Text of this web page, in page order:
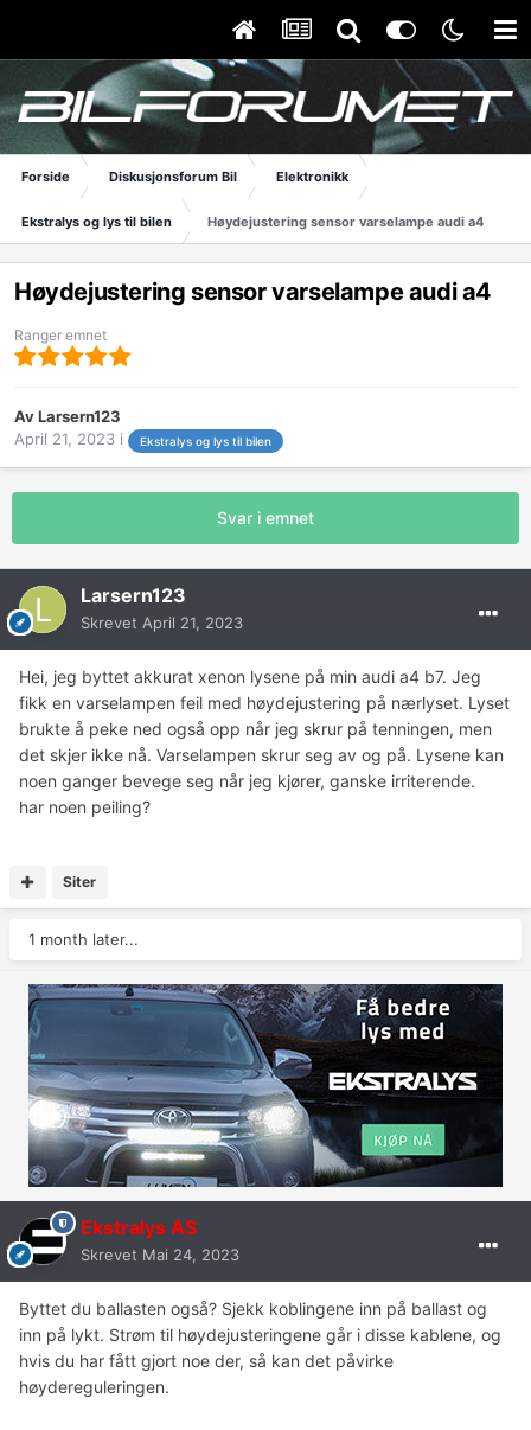
Forside Diskusjonsforum Bil Elektronikk
Ekstralys og lys til bilen Høydejustering sensor varselampe audi a4
Høydejustering sensor varselampe audi a4
Ranger emnet
AvLarsern123
April 21, 2023 i Ekstralys og lys til bilen
Svar i emnet
Larsern123
Skrevet April 21, 2023
Hei, jeg byttet akkurat xenon lysene på min audi a4 b7. Jeg
fikk en varselampen feil med høydejustering på nærlyset. Lyset
brukte å peke ned også opp når jeg skrur på tenningen, men
det skjer ikke nå. Varselampen skrur seg av og på. Lysene kan
noen ganger bevege seg når jeg kjører, ganske irriterende.
har noen peiling?
Siter
1 month later...
Ekstralys AS
Skrevet Mai 24, 2023
Byttet du ballasten også? Sjekk koblingene inn på ballast og
inn på lykt. Strøm til høydejusteringene går i disse kablene, og
hvis du har fått gjort noe der, så kan det påvirke
høydereguleringen.